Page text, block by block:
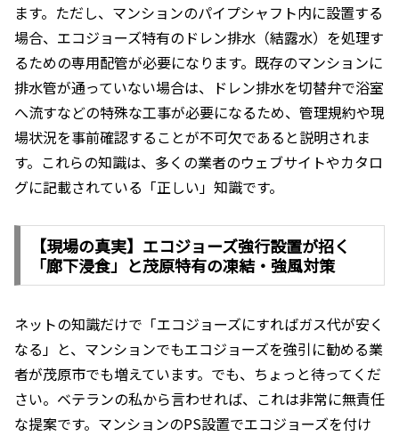
ます。ただし、マンションのパイプシャフト内に設置する
場合、エコジョーズ特有のドレン排水（結露水）を処理す
るための専用配管が必要になります。既存のマンションに
排水管が通っていない場合は、ドレン排水を切替弁で浴室
へ流すなどの特殊な工事が必要になるため、管理規約や現
場状況を事前確認することが不可欠であると説明されま
す。これらの知識は、多くの業者のウェブサイトやカタロ
グに記載されている「正しい」知識です。
【現場の真実】エコジョーズ強行設置が招く
「廊下浸食」と茂原特有の凍結・強風対策
ネットの知識だけで「エコジョーズにすればガス代が安く
なる」と、マンションでもエコジョーズを強引に勧める業
者が茂原市でも増えています。でも、ちょっと待ってくだ
さい。ベテランの私から言わせれば、これは非常に無責任
な提案です。マンションのPS設置でエコジョーズを付け